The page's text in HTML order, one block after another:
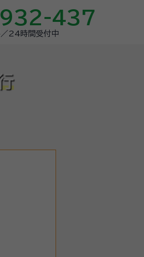
437
／24時間受付中